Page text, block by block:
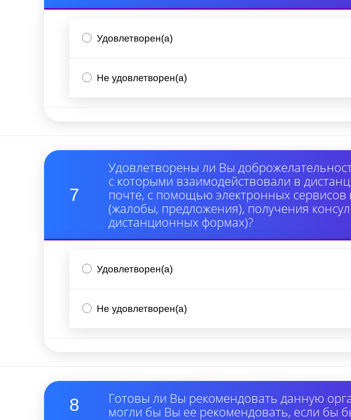
Удовлетворен(а)
Не удовлетворен(а)
7
Удовлетворены ли Вы
с которыми взаимодействовали в
почте, с помощью электронных
(жалобы, предложения), получения
дистанционных формах)?
Удовлетворен(а)
Не удовлетворен(а)
8
Готовы ли Вы рекомендовать данную
могли бы Вы ее рекомендовать, если бы